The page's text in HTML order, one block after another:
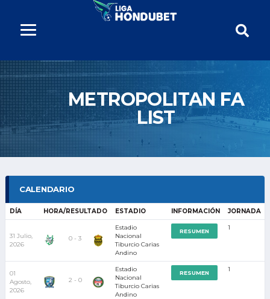
METROPOLITAN FA
LIST
CALENDARIO
DÍA HORA/RESULTADO ESTADIO INFORMACIÓN JORNADA
31 Julio,
2026
0 - 3
Estadio
Nacional
Tiburcio Carias
Andino
RESUMEN 1
01
Agosto,
2026
2 - 0
Estadio
Nacional
Tiburcio Carias
Andino
RESUMEN 1